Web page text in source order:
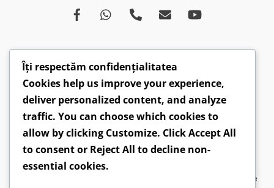
Despre Afecțiuni Ce spun medicii
Campanii
Drepturi
Susținători Opinii
Video
Articole
Comunicate
CONTACT: hepatobv@gmail.com | 0721 304 160 |
Faceboook.com/hepatoromania |GDPR
APAH-RO - Asociația Pacienților cu Afecțiuni Hepatice
Îți respectăm confidențialitatea
Cookies help us improve your experience,
deliver personalized content, and analyze
traffic. You can choose which cookies to
allow by clicking Customize. ClickAccept All
to consent or Reject All to decline non-
essential cookies.